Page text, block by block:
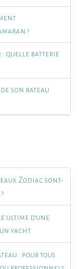
?
: quelle batterie
son bateau
Zodiac sont-
ultime d’une
yacht
: pour tous